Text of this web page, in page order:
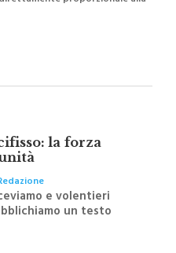
la forza
e volentieri
un testo
dalla scrittrice
Mariella